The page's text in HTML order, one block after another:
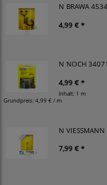
N BRAWA
4,99 € *
N NOCH
4,99 € *
Inhalt: 1 m
Grundpreis:4,99 € / m
N
7,99 € *